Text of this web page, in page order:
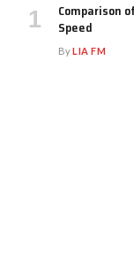
Comparison
Speed
ByLIA FM